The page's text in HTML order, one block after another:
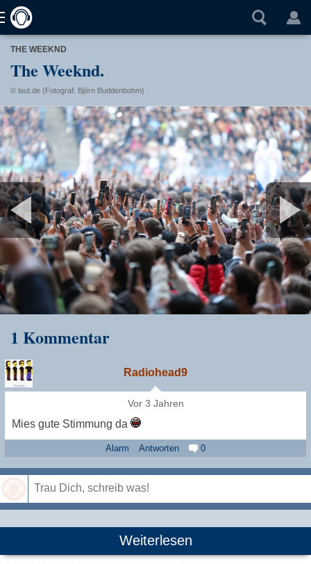
THE WEEKND
The Weeknd.
© laut.de (Fotograf: Björn Buddenbohm)
1 Kommentar
Radiohead9
Vor 3 Jahren
Mies gute Stimmung da
Alarm Antworten 0
Weiterlesen